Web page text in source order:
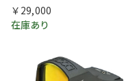
￥29,000
在庫あり